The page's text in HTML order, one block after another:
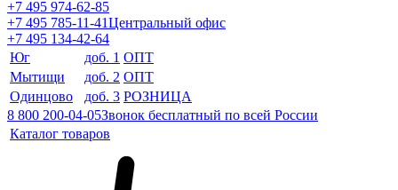
+7 495 974-62-85
+7 495 785-11-41Центральный офис
+7 495 134-42-64
Юг
доб. 1 ОПТ
Мытищи
доб. 2 ОПТ
Одинцово
доб. 3 РОЗНИЦА
8 800 200-04-05Звонок бесплатный по всей России
Каталог товаров